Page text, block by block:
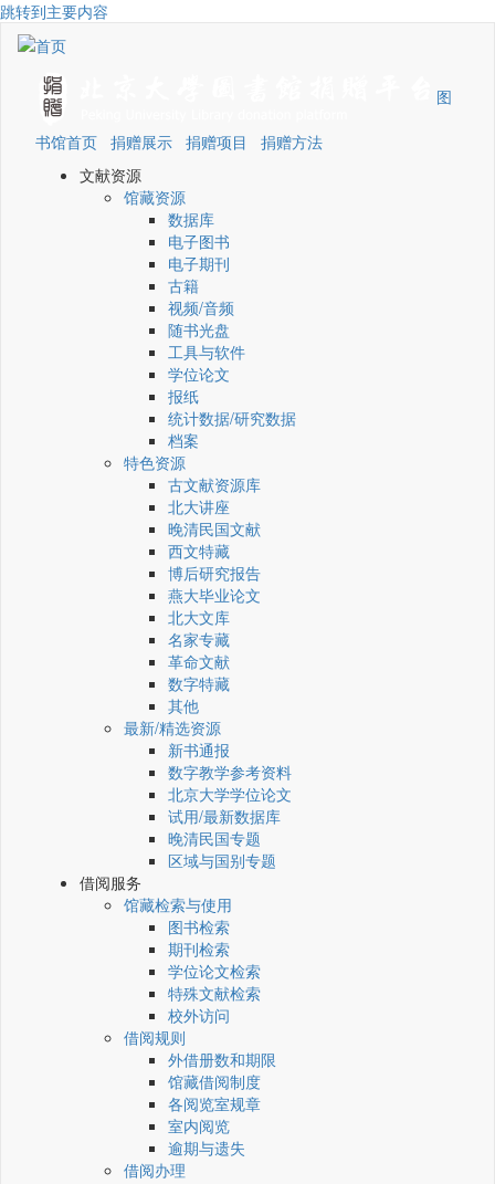
跳转到主要内容
图
书馆首页 捐赠展示 捐赠项目
捐赠方法
文献资源
馆藏资源
数据库
电子图书
电子期刊
古籍
视频/音频
随书光盘
工具与软件
学位论文
报纸
统计数据/研究数据
档案
特色资源
古文献资源库
北大讲座
晚清民国文献
西文特藏
博后研究报告
燕大毕业论文
北大文库
名家专藏
革命文献
数字特藏
其他
最新/精选资源
新书通报
数字教学参考资料
北京大学学位论文
试用/最新数据库
晚清民国专题
区域与国别专题
借阅服务
馆藏检索与使用
图书检索
期刊检索
学位论文检索
特殊文献检索
校外访问
借阅规则
外借册数和期限
馆藏借阅制度
各阅览室规章
室内阅览
逾期与遗失
借阅办理